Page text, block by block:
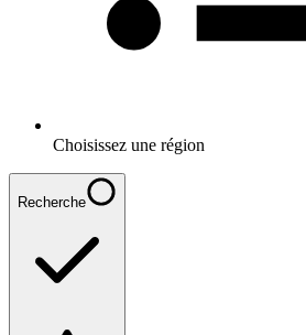
Choisissez une région
Recherche